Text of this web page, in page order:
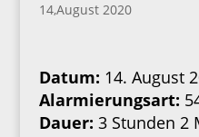
14,August 2020
Datum: 14. August
Alarmierungsart:
Dauer: 3 Stunden 2